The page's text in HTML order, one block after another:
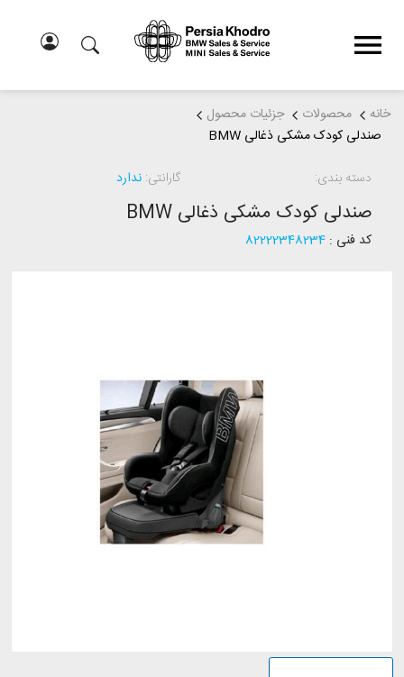
خانه محصولات
جزئیات محصول
صندلی کودک مشکی ذغالی BMW
دسته بندی:
گارانتی: ندارد
صندلی کودک مشکی ذغالی BMW
کد فنی : 82222348234